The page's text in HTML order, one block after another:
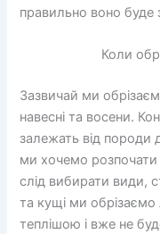
правильно воно буде
Коли
Зазвичай ми
навесні та восени.
залежать від породи
ми хочемо розпочати
слід вибирати види,
та кущі ми
теплішою і вже не